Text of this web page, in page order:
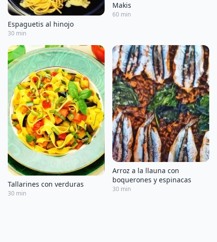
Espaguetis al hinojo
30 min
Makis
60 min
Tallarines con verduras
30 min
Arroz a la llauna con
boquerones y espinacas
30 min